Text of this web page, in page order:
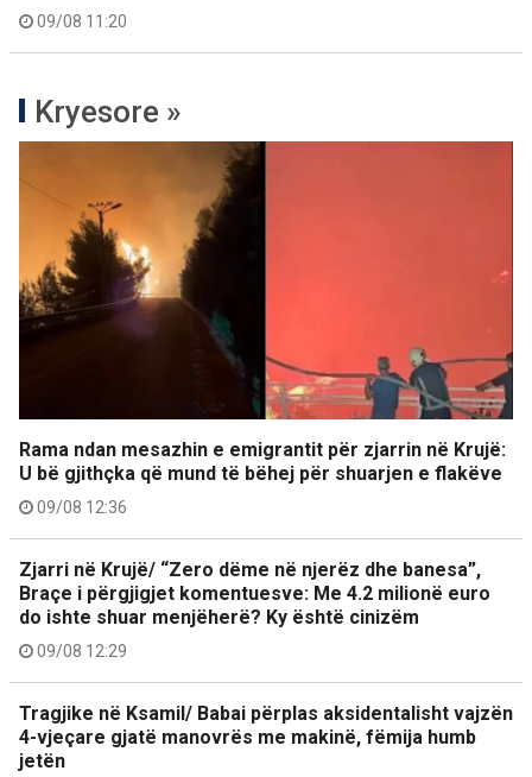
09/08 11:20
Kryesore »
Rama ndan mesazhin e emigrantit për zjarrin në Krujë:
U bë gjithçka që mund të bëhej për shuarjen e flakëve
09/08 12:36
Zjarri në Krujë/ “Zero dëme në njerëz dhe banesa”,
Braçe i përgjigjet komentuesve: Me 4.2 milionë euro
do ishte shuar menjëherë? Ky është cinizëm
09/08 12:29
Tragjike në Ksamil/ Babai përplas aksidentalisht vajzën
4-vjeçare gjatë manovrës me makinë, fëmija humb
jetën